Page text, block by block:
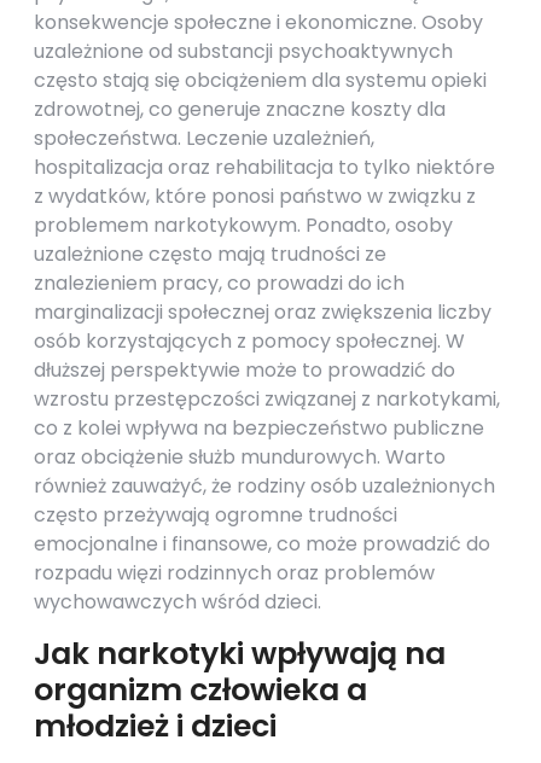
konsekwencje społeczne i ekonomiczne. Osoby
uzależnione od substancji psychoaktywnych
często stają się obciążeniem dla systemu opieki
zdrowotnej, co generuje znaczne koszty dla
społeczeństwa. Leczenie uzależnień,
hospitalizacja oraz rehabilitacja to tylko niektóre
z wydatków, które ponosi państwo w związku z
problemem narkotykowym. Ponadto, osoby
uzależnione często mają trudności ze
znalezieniem pracy, co prowadzi do ich
marginalizacji społecznej oraz zwiększenia liczby
osób korzystających z pomocy społecznej. W
dłuższej perspektywie może to prowadzić do
wzrostu przestępczości związanej z narkotykami,
co z kolei wpływa na bezpieczeństwo publiczne
oraz obciążenie służb mundurowych. Warto
również zauważyć, że rodziny osób uzależnionych
często przeżywają ogromne trudności
emocjonalne i finansowe, co może prowadzić do
rozpadu więzi rodzinnych oraz problemów
wychowawczych wśród dzieci.
Jak narkotyki wpływają na
organizm człowieka a
młodzież i dzieci